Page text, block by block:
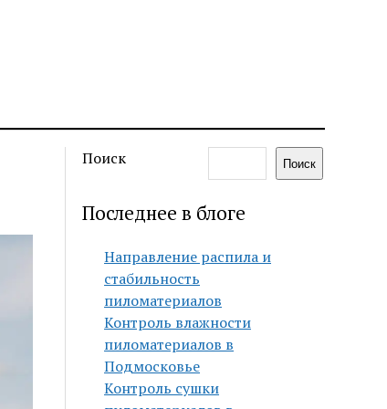
Поиск Поиск
Последнее в блоге
Направление распила и
стабильность
пиломатериалов
Контроль влажности
пиломатериалов в
Подмосковье
Контроль сушки